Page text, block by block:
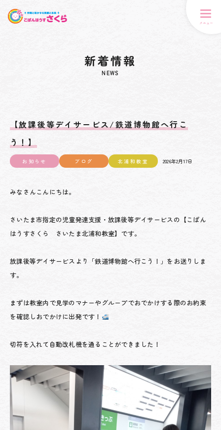
メニュー
新着情報
NEWS
【放課後等デイサービス/鉄道博物館へ行こ
う！】
お知らせ ブログ 北浦和教室 2026年2月17日
みなさんこんにちは。
さいたま市指定の児童発達支援・放課後等デイサービスの【こぱん
はうすさくら さいたま北浦和教室】です。
放課後等デイサービスより「鉄道博物館へ行こう！」をお送りしま
す。
まずは教室内で見学のマナーやグループでおでかけする際のお約束
を確認しおでかけに出発です！
切符を入れて自動改札機を通ることができました！